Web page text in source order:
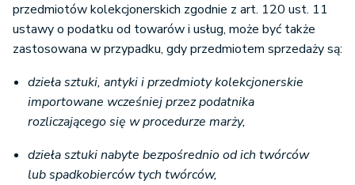
przedmiotów kolekcjonerskich zgodnie z art. 120 ust. 11
ustawy o podatku od towarów i usług, może być także
zastosowana w przypadku, gdy przedmiotem sprzedaży są:
dzieła sztuki, antyki i przedmioty kolekcjonerskie
importowane wcześniej przez podatnika
rozliczającego się w procedurze marży,
dzieła sztuki nabyte bezpośrednio od ich twórców
lub spadkobierców tych twórców,